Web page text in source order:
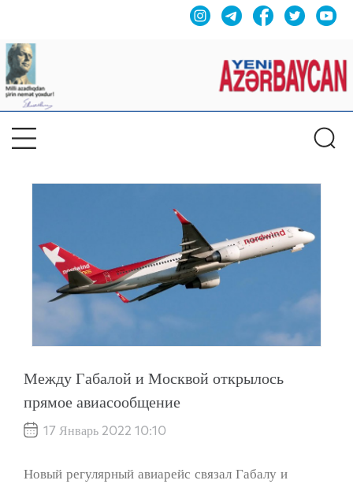
Между Габалой и Москвой открылось
прямое авиасообщение
17 Январь 2022 10:10
Новый регулярный авиарейс связал Габалу и